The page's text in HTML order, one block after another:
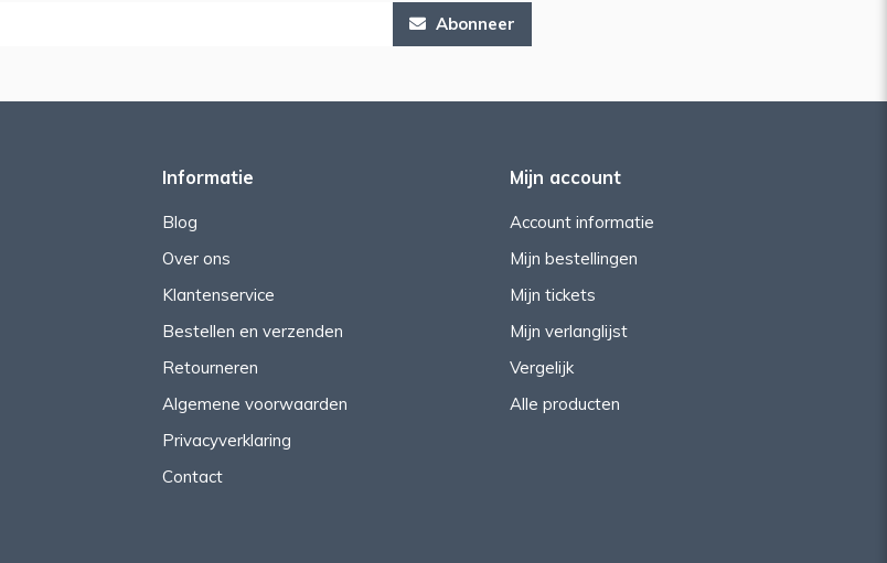
Abonneer
Informatie
Blog
Over ons
Klantenservice
Bestellen en verzenden
Retourneren
Algemene voorwaarden
Privacyverklaring
Contact
Mijn account
Account informatie
Mijn bestellingen
Mijn tickets
Mijn verlanglijst
Vergelijk
Alle producten